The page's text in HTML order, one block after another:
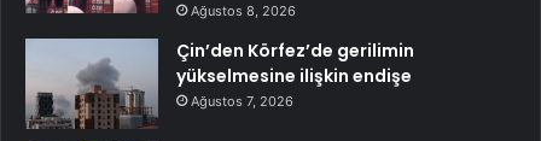
Ağustos 8, 2026
Çin’den Körfez’de gerilimin
yükselmesine ilişkin endişe
Ağustos 7, 2026